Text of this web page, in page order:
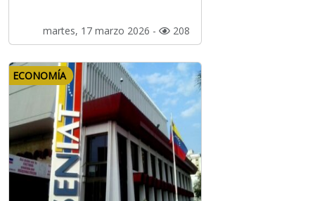
martes, 17 marzo 2026 - 208
ECONOMÍA